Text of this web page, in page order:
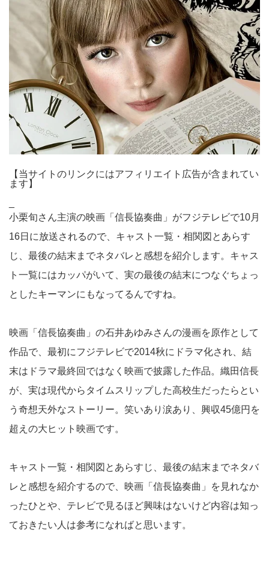
【当サイトのリンクにはアフィリエイト広告が含まれてい
ます】
小栗旬さん主演の映画「信長協奏曲」がフジテレビで10月
16日に放送されるので、キャスト一覧・相関図とあらす
じ、最後の結末までネタバレと感想を紹介します。キャス
ト一覧にはカッパがいて、実の最後の結末につなぐちょっ
としたキーマンにもなってるんですね。
映画「信長協奏曲」の石井あゆみさんの漫画を原作として
作品で、最初にフジテレビで2014秋にドラマ化され、結
末はドラマ最終回ではなく映画で披露した作品。織田信長
が、実は現代からタイムスリップした高校生だったらとい
う奇想天外なストーリー。笑いあり涙あり、興収45億円を
超えの大ヒット映画です。
キャスト一覧・相関図とあらすじ、最後の結末までネタバ
レと感想を紹介するので、映画「信長協奏曲」を見れなか
ったひとや、テレビで見るほど興味はないけど内容は知っ
ておきたい人は参考になればと思います。